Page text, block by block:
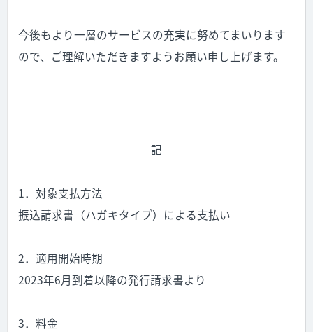
今後もより一層のサービスの充実に努めてまいります
ので、ご理解いただきますようお願い申し上げます。
記
1．対象支払方法
振込請求書（ハガキタイプ）による支払い
2．適用開始時期
2023年6月到着以降の発行請求書より
3．料金